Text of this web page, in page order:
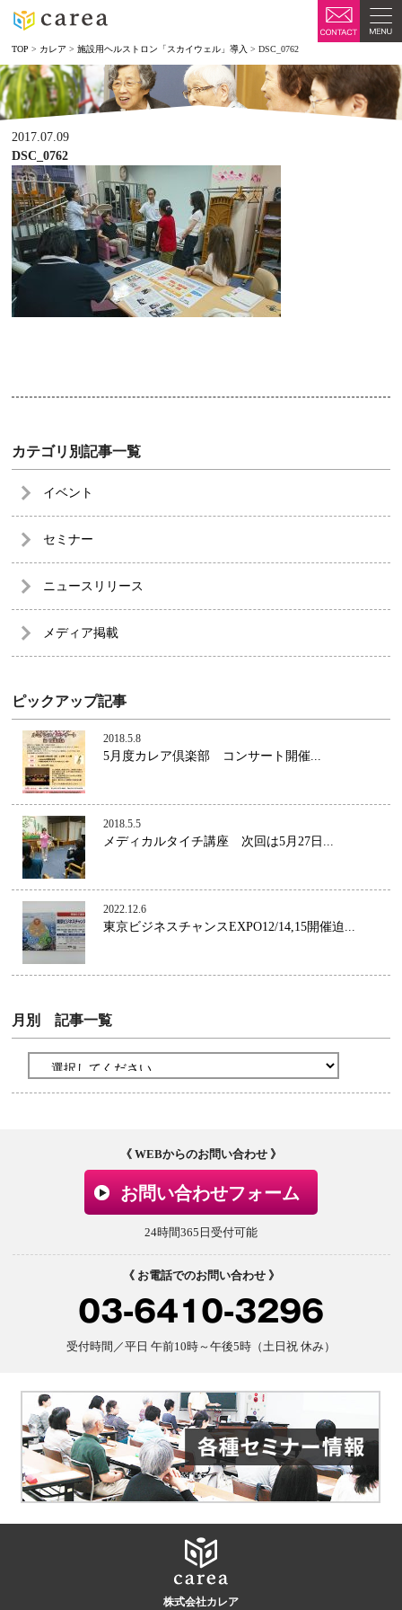
TOP > カレア >施設用ヘルストロン「スカイウェル」導入 >DSC_0762
2017.07.09
DSC_0762
カテゴリ別記事一覧
イベント
セミナー
ニュースリリース
メディア掲載
ピックアップ記事
2018.5.8
5月度カレア倶楽部 コンサート開催...
2018.5.5
メディカルタイチ講座 次回は5月27日...
2022.12.6
東京ビジネスチャンスEXPO12/14,15開催迫...
月別 記事一覧
《 WEBからのお問い合わせ 》
お問い合わせフォーム
24時間365日受付可能
《 お電話でのお問い合わせ 》
03-6410-3296
受付時間／平日 午前10時～午後5時（土日祝 休み）
株式会社カレア